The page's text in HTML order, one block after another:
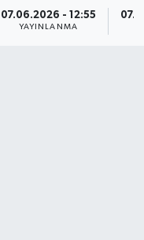
07.06.2026 - 12:55
YAYINLANMA